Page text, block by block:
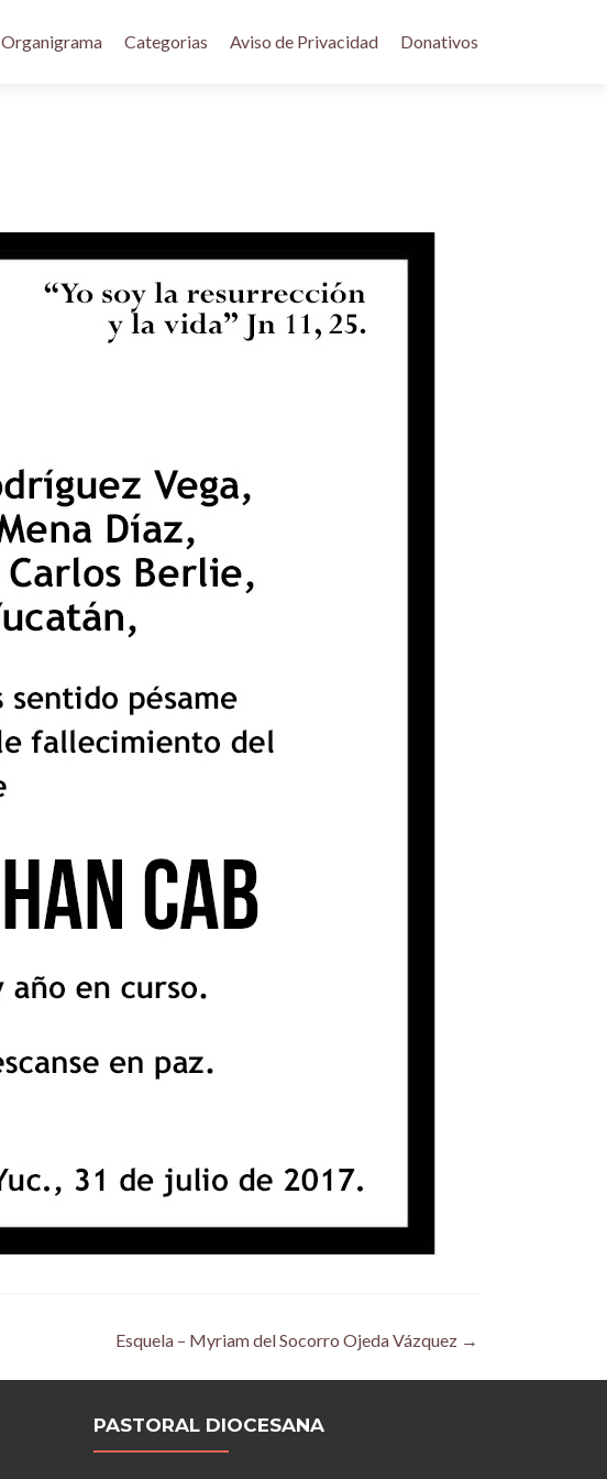
Organigrama Categorias Aviso de Privacidad Donativos
Esquela – Myriam del Socorro Ojeda Vázquez →
PASTORAL DIOCESANA